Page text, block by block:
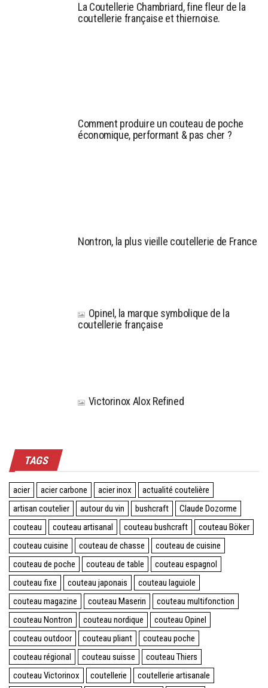
La Coutellerie Chambriard, fine fleur de la
coutellerie française et thiernoise.
Comment produire un couteau de poche
économique, performant & pas cher ?
Nontron, la plus vieille coutellerie de France
Opinel, la marque symbolique de la
coutellerie française
Victorinox Alox Refined
TAGS
acier acier carbone acier inox
actualité coutelière
artisan coutelier
autour du vin bushcraft
Claude Dozorme
couteau
couteau artisanal couteau bushcraft
couteau Böker
couteau cuisine
couteau de chasse
couteau de cuisine
couteau de poche
couteau de table
couteau espagnol
couteau fixe
couteau japonais
couteau laguiole
couteau magazine
couteau Maserin
couteau multifonction
couteau Nontron
couteau nordique
couteau Opinel
couteau outdoor
couteau pliant
couteau poche
couteau régional
couteau suisse
couteau Thiers
couteau Victorinox
coutellerie coutellerie artisanale